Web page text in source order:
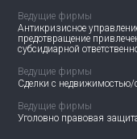
Ведущие фирмы
Антикризисное
предотвращение
субсидиарной
Ведущие фирмы
Сделки с недвижимостью/
Ведущие фирмы
Уголовно правовая